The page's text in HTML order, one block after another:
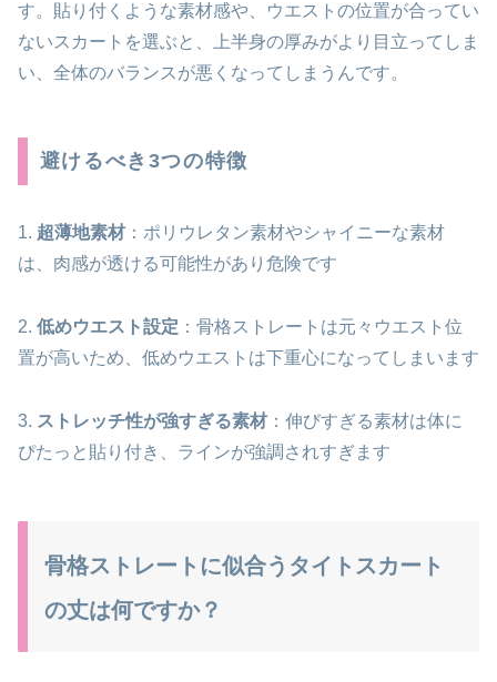
す。貼り付くような素材感や、ウエストの位置が合ってい
ないスカートを選ぶと、上半身の厚みがより目立ってしま
い、全体のバランスが悪くなってしまうんです。
避けるべき3つの特徴
1. 超薄地素材 ：ポリウレタン素材やシャイニーな素材
は、肉感が透ける可能性があり危険です
2. 低めウエスト設定 ：骨格ストレートは元々ウエスト位
置が高いため、低めウエストは下重心になってしまいます
3. ストレッチ性が強すぎる素材 ：伸びすぎる素材は体に
ぴたっと貼り付き、ラインが強調されすぎます
骨格ストレートに似合うタイトスカート
の丈は何ですか？